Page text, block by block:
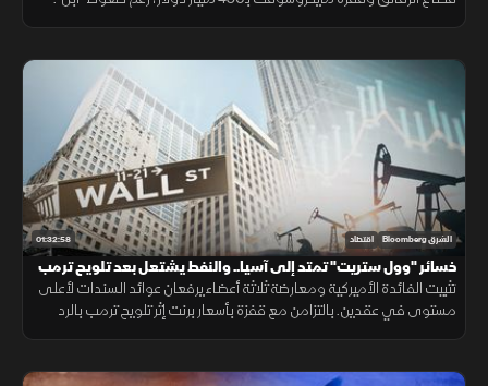
01:32:58 الشرق Bloomberg اقتصاد
خسائر "وول ستريت" تمتد إلى آسيا.. والنفط يشتعل بعد تلويح ترمب
بضرب إيران
تثبيت الفائدة الأميركية ومعارضة ثلاثة أعضاء يرفعان عوائد السندات لأعلى
مستوى في عقدين. بالتزامن مع قفزة بأسعار برنت إثر تلويح ترمب بالرد